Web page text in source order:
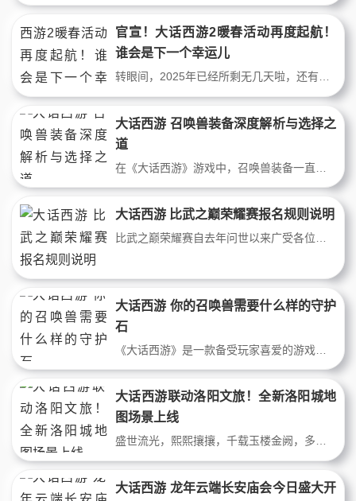
官宣！大话西游2暖春活动再度起航！
谁会是下一个幸运儿
转眼间，2025年已经所剩无几天啦，还有二十几天的时间，也将迎来我们的传统节日春节，说到过年，对于大话兄弟们来说，最关注的事情莫过于“春节活动”，不过，昨天一心在官网上发现了一个小彩蛋，和兄弟们一起分享一下。不知道各位老表，有没有参加过大话暖春活动呢？昨天官网放出来了有关春节特别活动，暖春活动的消息，据
大话西游 召唤兽装备深度解析与选择之
道
大话西游 比武之巅荣耀赛报名规则说明
比武之巅荣耀赛自去年问世以来广受各位比武豪杰的青睐。为了让各位能够继续赛出风采，展现赛场英姿，大话西游2将于2026年11月继续举办比武之巅荣耀赛。比武之巅荣耀赛将沿用报名参与制，只需报名时队伍成员中至少有1人曾参与过第113-122届比武大会甲级比武，即可全队参与报名。最终系统将按下述积分规则，选取报名队伍中前3
大话西游 你的召唤兽需要什么样的守护
石
大话西游联动洛阳文旅！全新洛阳城地
图场景上线
盛世流光，熙熙攘攘，千载玉楼金阙，多少诗酒华章？渔村以西，长安之南，洛水悠悠，商都繁华，若问少侠何往？目之所及，正是洛阳！咏经典于大话，传国风于江湖！2026年五一活动时，《大话西游2》携手洛阳市文化广电和旅游局，推出了一场别开生面的牡丹花会，并在游戏内外联动中，也让更多少侠深入领略了洛阳的风韵。而今，游
大话西游 龙年云端长安庙会今日盛大开